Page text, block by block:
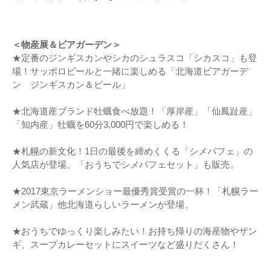
＜物産展＆ビアガーデン＞
★定番のジンギスカンやシカのシュラスコ「シカスコ」も登
場！サッポロビールと一緒に楽しめる「北海道ビアガーデ
ン ジンギスカン＆ビール」
★北海道産ブランド牡蠣食べ放題！「厚岸産」「仙鳳趾産」
「知内産」牡蠣を60分3,000円で楽しめる！
★札幌の新文化！1日の最後を締めくくる「シメパフェ」の
人気店が登場。「おうちでシメパフェセット」も販売。
★2017東京ラーメンショー最優秀賞受賞の一杯！「札幌ラー
メン武蔵」他北海道らしいラーメンが登場。
★おうちでゆっくり楽しみたい！お持ち帰りの海産物やザン
ギ、スープカレーセットにスイーツなど盛りだくさん！